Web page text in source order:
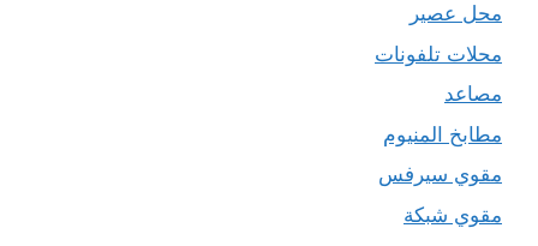
محل عصير
محلات تلفونات
مصاعد
مطابخ المنيوم
مقوي سيرفس
مقوي شبكة